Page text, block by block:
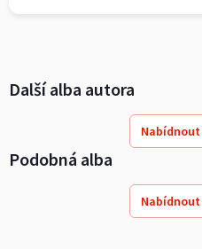
Další alba autora
Podobná alba